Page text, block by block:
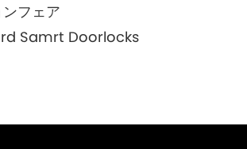
フェア
Samrt Doorlocks